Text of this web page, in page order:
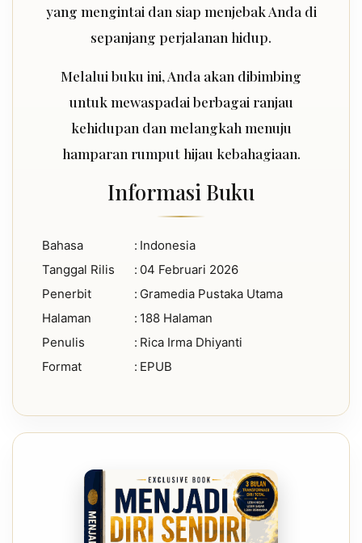
yang mengintai dan siap menjebak Anda di
sepanjang perjalanan hidup.
Melalui buku ini, Anda akan dibimbing
untuk mewaspadai berbagai ranjau
kehidupan dan melangkah menuju
hamparan rumput hijau kebahagiaan.
Informasi Buku
Bahasa : Indonesia
Tanggal Rilis
: 04 Februari 2026
Penerbit
: Gramedia Pustaka Utama
Halaman
: 188 Halaman
Penulis
: Rica Irma Dhiyanti
Format
: EPUB